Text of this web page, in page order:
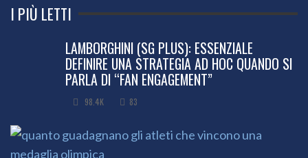
I PIÙ LETTI
LAMBORGHINI (SG PLUS): ESSENZIALE
DEFINIRE UNA STRATEGIA AD HOC QUANDO SI
PARLA DI “FAN ENGAGEMENT”
98.4K 83